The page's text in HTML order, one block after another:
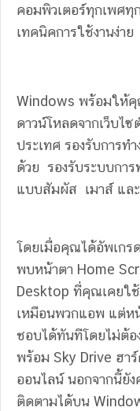
คอมพิวเตอร์ทุกเพศทุ
เทคนิคการใช้งานง่าย
Windows พร้อมให้คุ
ดาวน์โหลดจากเว็บไ
ประเทศ รองรับการท
ด้วย รองรับระบบกา
แบบสัมผัส เมาส์ แล
โดยเมื่อคุณได้อัพเกร
พบหน้าตา Home
Desktop ที่คุณเคยใ
เหมือนพวกแอพ แต่ห
ชอบได้ทันทีโดยไม่ต้อ
พร้อม Sky Drive ฮา
ออนไลน์ นอกจากนี้ยั
ติดตามได้บน